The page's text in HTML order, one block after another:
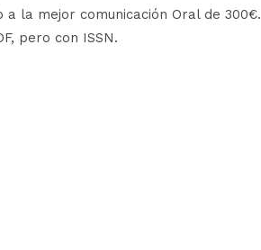
la mejor comunicación Oral de 300€.
pero con ISSN.